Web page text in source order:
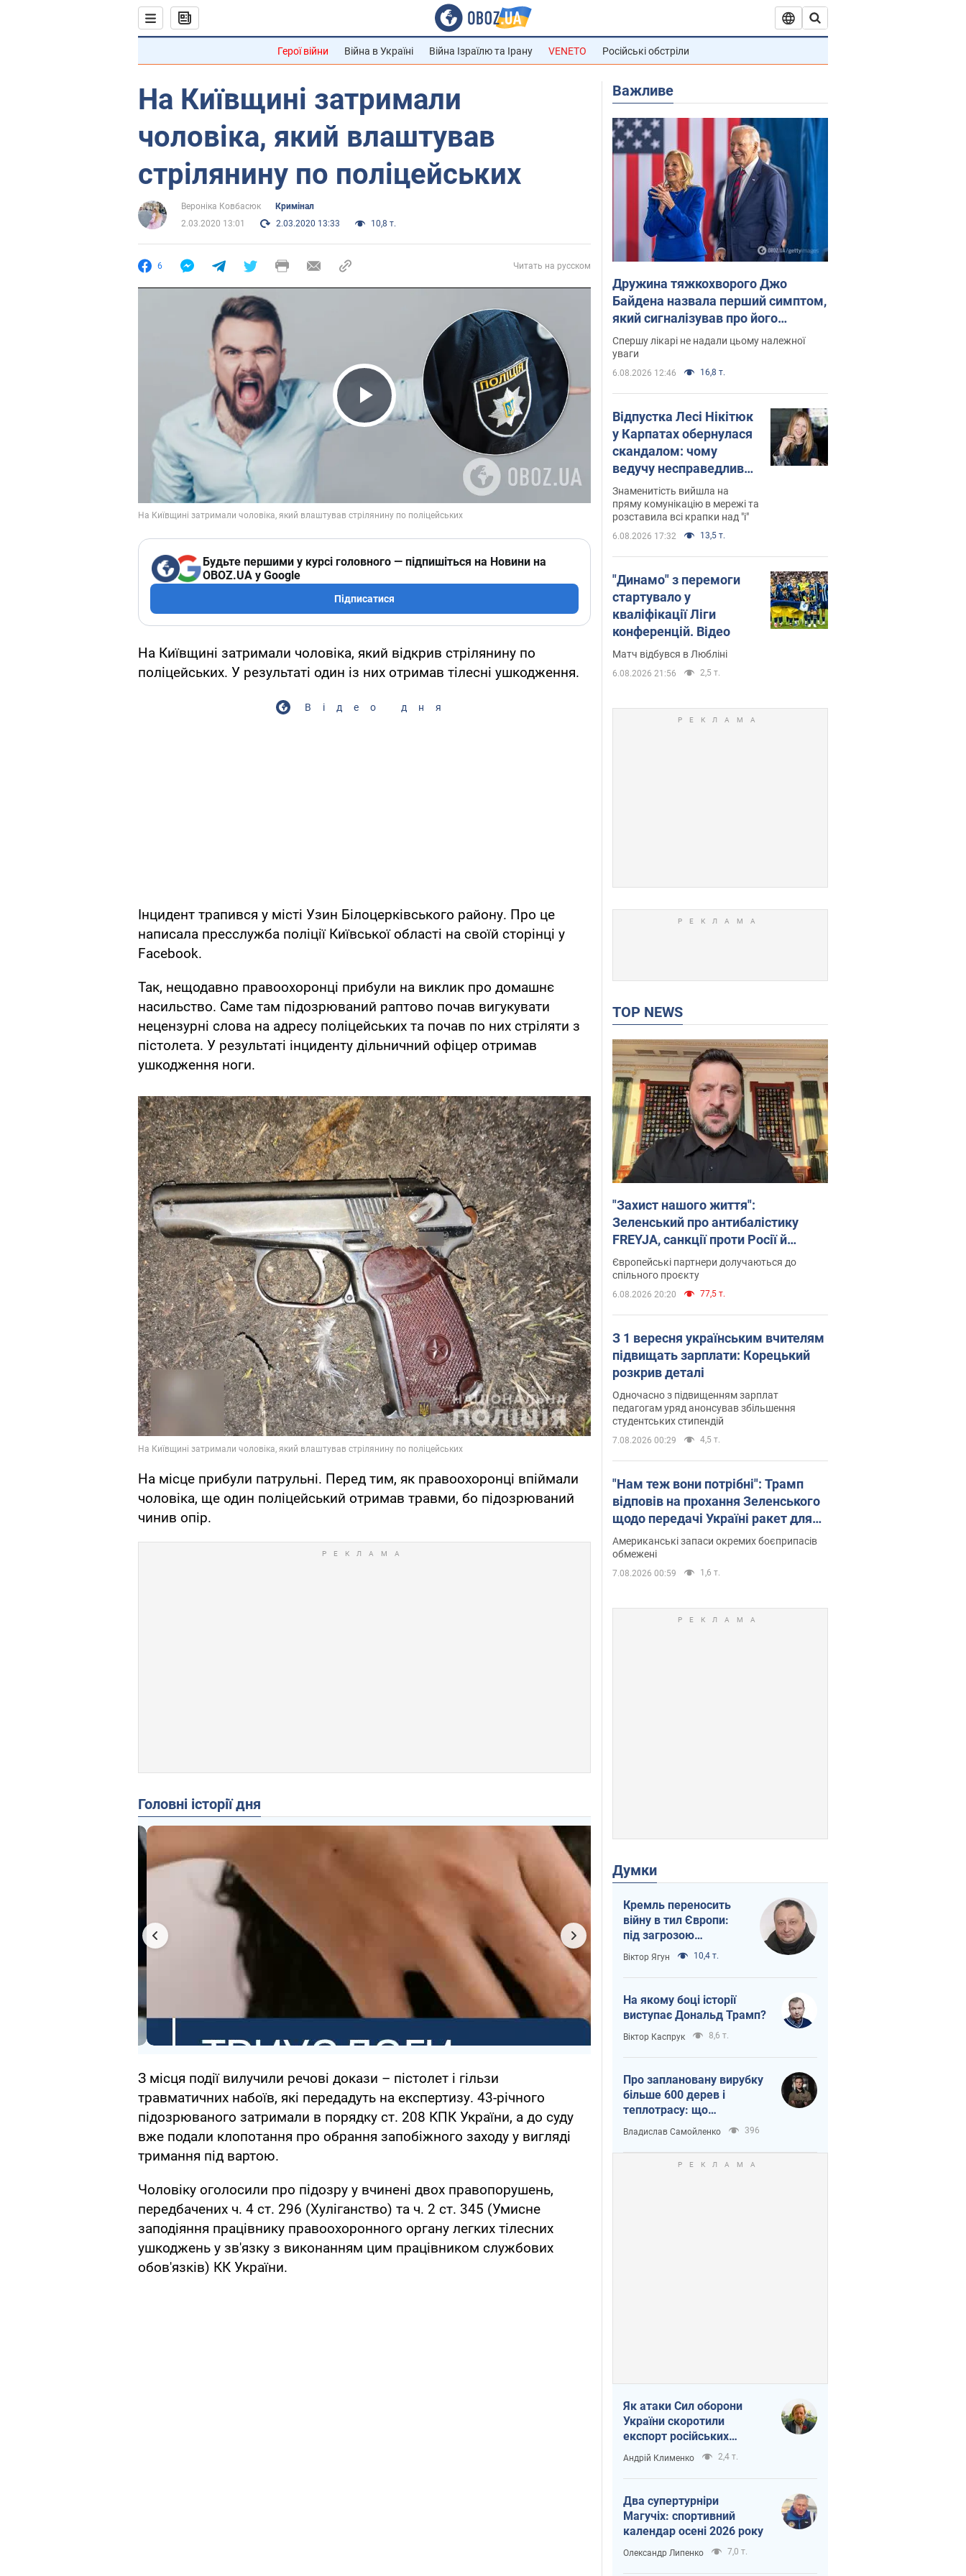
Герої війни Війна в Україні Війна Ізраїлю та Ірану VENETO Російські обстріли
На Київщині затримали
чоловіка, який влаштував
стрілянину по поліцейських
Вероніка Ковбасюк
Кримінал
2.03.2020 13:01
2.03.2020 13:33 10,8 т.
6 Читать на русском
Play Video
Будьте першими у курсі головного — підпишіться на Новини на
OBOZ.UA у Google
Підписатися
На Київщині затримали чоловіка, який відкрив стрілянину по
поліцейських. У результаті один із них отримав тілесні ушкодження.
Відео дня
Інцидент трапився у місті Узин Білоцерківського району. Про це
написала пресслужба поліції Київської області на своїй сторінці у
Facebook.
Так, нещодавно правоохоронці прибули на виклик про домашнє
насильство. Саме там підозрюваний раптово почав вигукувати
нецензурні слова на адресу поліцейських та почав по них стріляти з
пістолета. У результаті інциденту дільничний офіцер отримав
ушкодження ноги.
На місце прибули патрульні. Перед тим, як правоохоронці впіймали
чоловіка, ще один поліцейський отримав травми, бо підозрюваний
чинив опір.
Головні історії дня
З місця події вилучили речові докази – пістолет і гільзи
травматичних набоїв, які передадуть на експертизу. 43-річного
підозрюваного затримали в порядку ст. 208 КПК України, а до суду
вже подали клопотання про обрання запобіжного заходу у вигляді
тримання під вартою.
Чоловіку оголосили про підозру у вчинені двох правопорушень,
передбачених ч. 4 ст. 296 (Хуліганство) та ч. 2 ст. 345 (Умисне
заподіяння працівнику правоохоронного органу легких тілесних
ушкоджень у зв'язку з виконанням цим працівником службових
обов'язків) КК України.
Важливе
Дружина тяжкохворого Джо
Байдена назвала перший симптом,
який сигналізував про його
"агресивний" рак
Спершу лікарі не надали цьому належної
уваги
6.08.2026 12:46 16,8 т.
Відпустка Лесі Нікітюк
у Карпатах обернулася
скандалом: чому
ведучу несправедливо
захейтили
Знаменитість вийшла на
пряму комунікацію в мережі та
розставила всі крапки над "і"
6.08.2026 17:32 13,5 т.
"Динамо" з перемоги
стартувало у
кваліфікації Ліги
конференцій. Відео
Матч відбувся в Любліні
6.08.2026 21:56 2,5 т.
TOP NEWS
"Захист нашого життя":
Зеленський про антибалістику
FREYJA, санкції проти Росії й
підтримку аграріїв. Відео
Європейські партнери долучаються до
спільного проєкту
6.08.2026 20:20 77,5 т.
З 1 вересня українським вчителям
підвищать зарплати: Корецький
розкрив деталі
Одночасно з підвищенням зарплат
педагогам уряд анонсував збільшення
студентських стипендій
7.08.2026 00:29 4,5 т.
"Нам теж вони потрібні": Трамп
відповів на прохання Зеленського
щодо передачі Україні ракет для
Patriot
Американські запаси окремих боєприпасів
обмежені
7.08.2026 00:59 1,6 т.
Думки
Кремль переносить
війну в тил Європи:
під загрозою
критична логістика
Віктор Ягун 10,4 т.
На якому боці історії
виступає Дональд Трамп?
Віктор Каспрук 8,6 т.
Про заплановану вирубку
більше 600 дерев і
теплотрасу: що
відбувається на Теремках
у Києві
Владислав Самойленко 396
Як атаки Сил оборони
України скоротили
експорт російських
нафтопродуктів
Андрій Клименко 2,4 т.
Два супертурніри
Магучіх: спортивний
календар осені 2026 року
Олександр Липенко 7,0 т.